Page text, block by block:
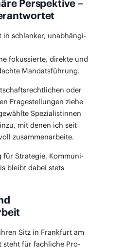
Perspektive –
in schlan­ker, unab­hän­gi­
fokus­sier­te, direk­te und
Mandatsführung.
oder
Fra­ge­stel­lun­gen zie­he
Spe­zia­lis­tin­nen
mit denen ich seit
zusammenarbeite.
für Stra­te­gie, Kom­mu­ni­
bleibt dabei stets
Sitz in Frank­furt am
steht für fach­li­che Pro­